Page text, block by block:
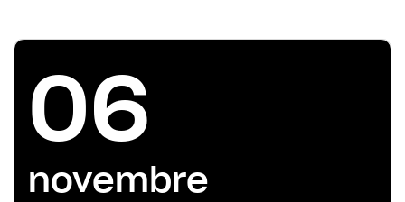
06
novembre